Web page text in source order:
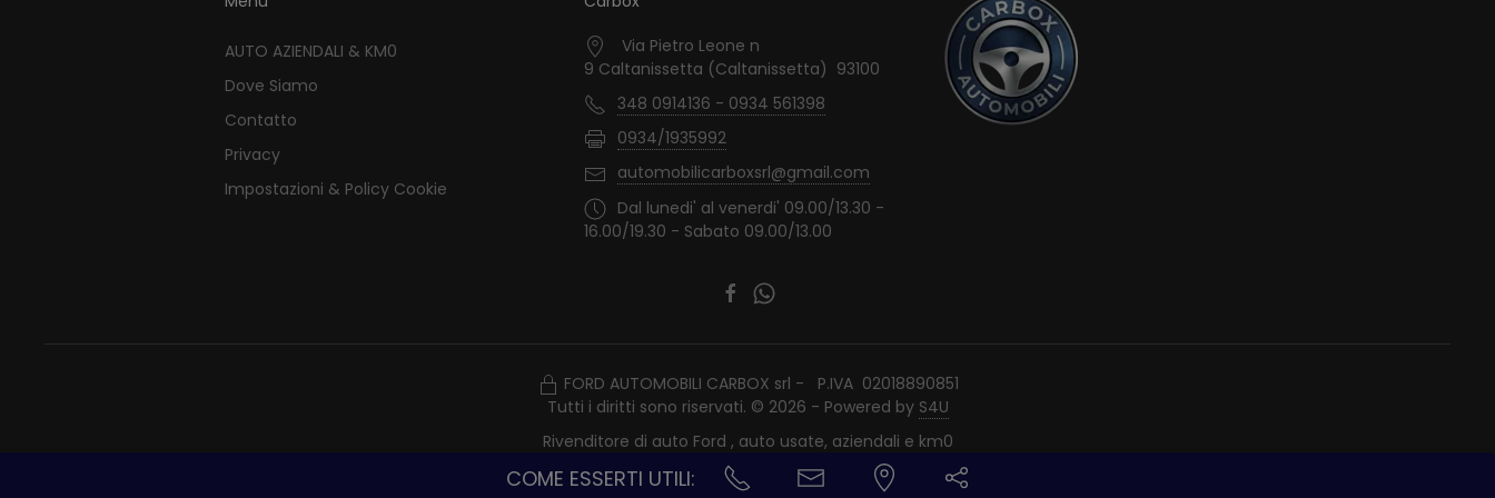
AUTO AZIENDALI & KM0
Dove Siamo
Contatto
Privacy
Impostazioni & Policy Cookie
Via Pietro Leone n
9 Caltanissetta (Caltanissetta) 93100
348 0914136 - 0934 561398
0934/1935992
automobilicarboxsrl@gmail.com
Dal lunedi' al venerdi' 09.00/13.30 -
16.00/19.30 - Sabato 09.00/13.00
FORD AUTOMOBILI CARBOX srl - P.IVA 02018890851
Tutti i diritti sono riservati. © 2026 - Powered by S4U
Rivenditore di auto Ford , auto usate, aziendali e km0
COME ESSERTI UTILI: